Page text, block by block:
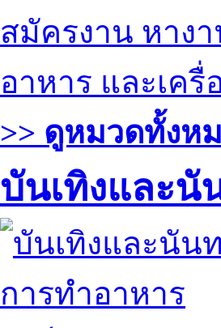
สมัครงาน หาง
อาหาร และเครื่
>> ดูหมวดทั้งห
บันเทิงและนั
การทำอาหาร